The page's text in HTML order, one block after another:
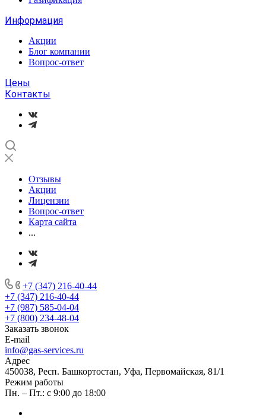
Информация
Акции
Блог компании
Вопрос-ответ
Цены
Контакты
Отзывы
Акции
Лицензии
Вопрос-ответ
Карта сайта
...
+7 (347) 216-40-44
+7 (347) 216-40-44
+7 (987) 585-04-04
+7 (800) 234-48-04
Заказать звонок
E-mail
info@gas-services.ru
Адрес
450038, Респ. Башкортостан, Уфа, Первомайская, 81/1
Режим работы
Пн. – Пт.: с 9:00 до 18:00